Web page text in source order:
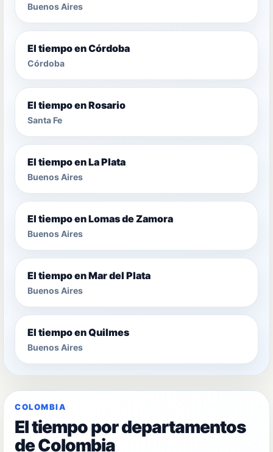
Buenos Aires
El tiempo en Córdoba
Córdoba
El tiempo en Rosario
Santa Fe
El tiempo en La Plata
Buenos Aires
El tiempo en Lomas de Zamora
Buenos Aires
El tiempo en Mar del Plata
Buenos Aires
El tiempo en Quilmes
Buenos Aires
COLOMBIA
El tiempo por departamentos
de Colombia